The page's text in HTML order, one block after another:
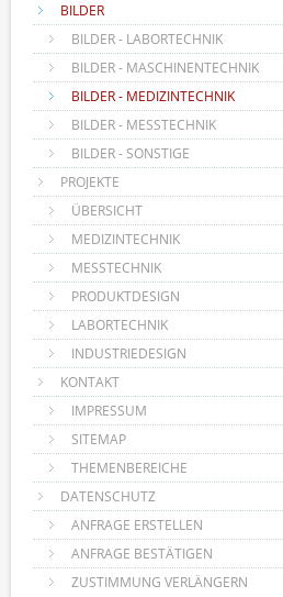
BILDER
BILDER - LABORTECHNIK
BILDER - MASCHINENTECHNIK
BILDER - MEDIZINTECHNIK
BILDER - MESSTECHNIK
BILDER - SONSTIGE
PROJEKTE
ÜBERSICHT
MEDIZINTECHNIK
MESSTECHNIK
PRODUKTDESIGN
LABORTECHNIK
INDUSTRIEDESIGN
KONTAKT
IMPRESSUM
SITEMAP
THEMENBEREICHE
DATENSCHUTZ
ANFRAGE ERSTELLEN
ANFRAGE BESTÄTIGEN
ZUSTIMMUNG VERLÄNGERN